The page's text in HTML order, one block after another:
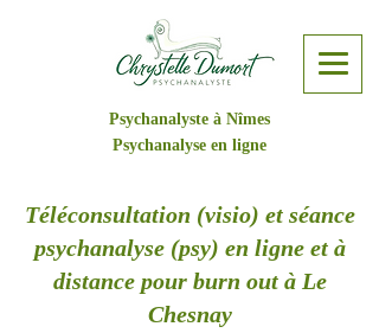
Psychanalyste à Nîmes
Psychanalyse en ligne
Téléconsultation (visio) et séance
psychanalyse (psy) en ligne et à
distance pour burn out à Le
Chesnay